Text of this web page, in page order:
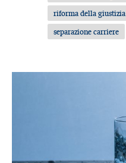
riforma della giustizia
separazione carriere